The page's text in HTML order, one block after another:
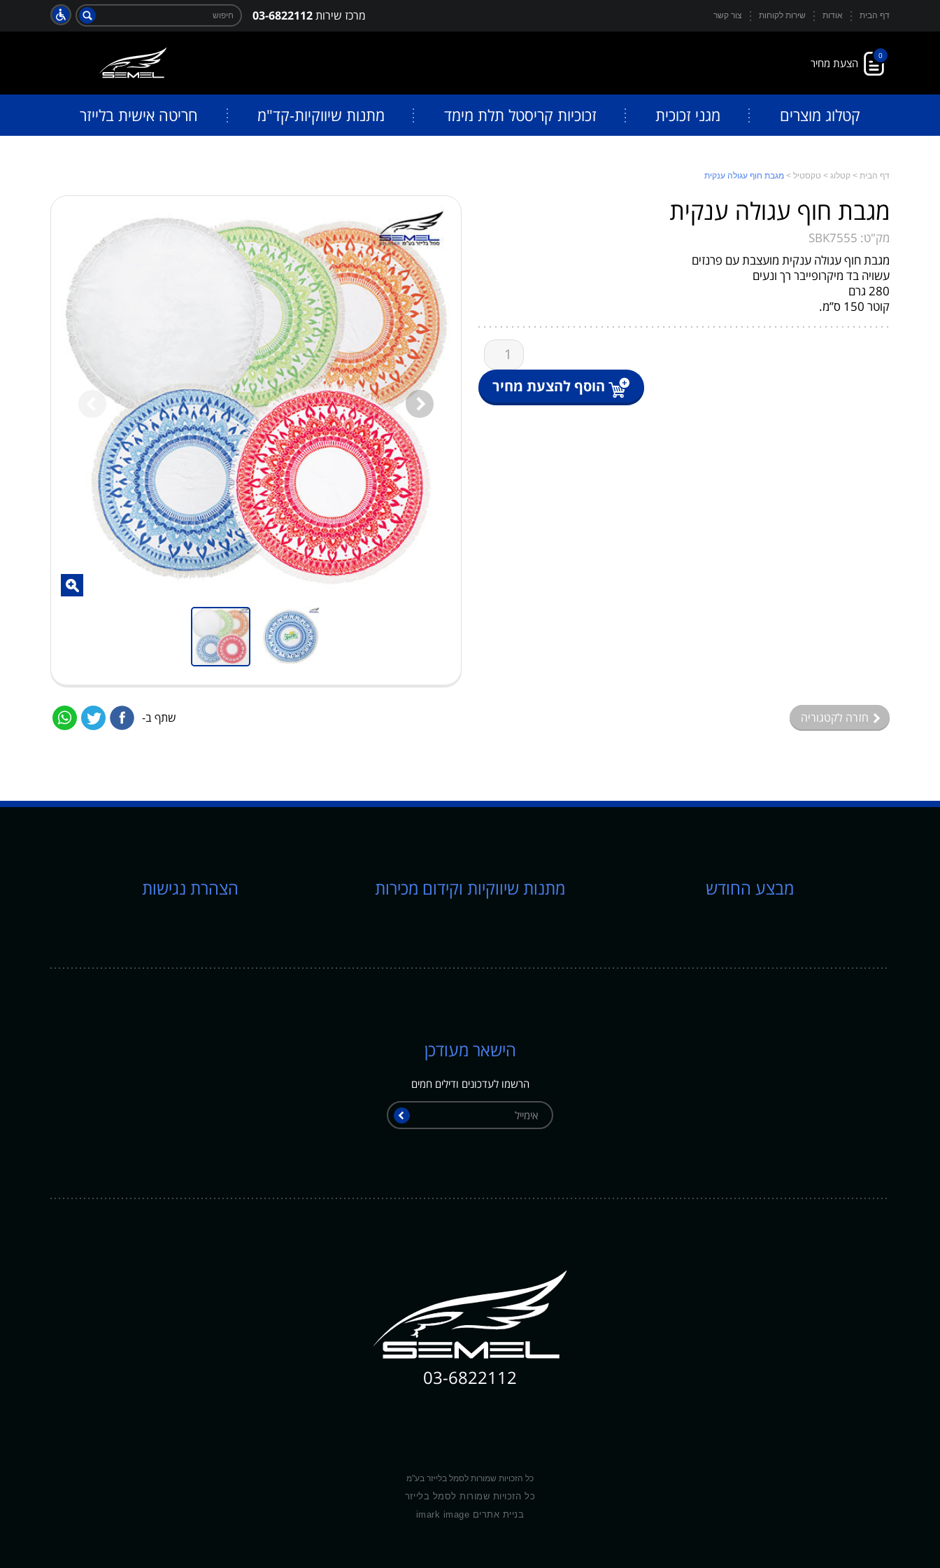
פתח תפריט נגישות
חפש:
חיפוש
מרכז שירות03-6822112 דף הבית אודות שירות לקוחות צור קשר
0
קטלוג מוצרים מגני זכוכית זכוכיות קריסטל תלת מימד מתנות שיווקיות-קד"מ חריטה אישית בלייזר
דף הבית > קטלוג > טקסטיל > מגבת חוף עגולה ענקית
מגבת חוף עגולה ענקית
מק"ט: SBK7555
מגבת חוף עגולה ענקית מועצבת עם פרנזים
עשויה בד מיקרופייבר רך ונעים
280 גרם
קוטר 150 ס”מ.
כמות
של
חוף
עגולה
הוסף להצעת מחיר
חזרה לקטגוריה שתף ב-
מבצע החודש מתנות שיווקיות וקידום מכירות הצהרת נגישות
הישאר מעודכן
הרשמו לעדכונים ודילים חמים
שלח
03-6822112
כל הזכויות שמורות לסמל בלייזר בע"מ
כל הזכויות שמורות לסמל בלייזר
בניית אתרים imark image